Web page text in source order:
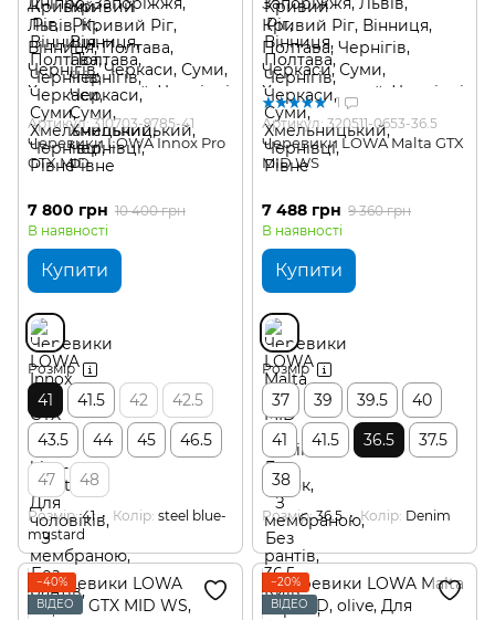
Артикул: 310703-9785-41
Черевики LOWA Innox Pro
GTX MID
7 800 грн 10 400 грн
В наявності
Купити
Розмір
41 41.5 42
42.5
43.5
44 45
46.5
47
48
Розмір 41 Колір steel blue-
mustard
1
Артикул: 320511-0653-36.5
Черевики LOWA Malta GTX
MID WS
7 488 грн 9 360 грн
В наявності
Купити
Розмір
37 39 39.5
40
41
41.5 36.5
37.5
38
Розмір 36.5 Колір Denim
−40%
ВІДЕО
−20%
ВІДЕО